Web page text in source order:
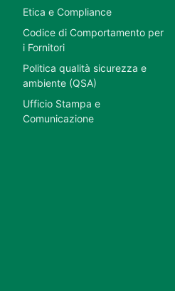
Etica e Compliance
Codice di Comportamento per
i Fornitori
Politica qualità sicurezza e
ambiente (QSA)
Ufficio Stampa e
Comunicazione